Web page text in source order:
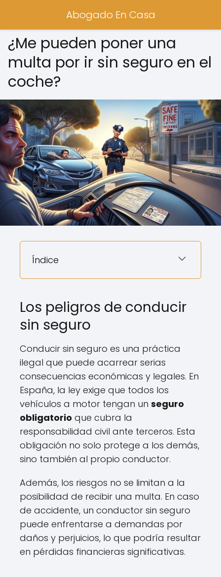
Abogado En Casa
¿Me pueden poner una
multa por ir sin seguro en el
coche?
Índice
Los peligros de conducir
sin seguro
Conducir sin seguro es una práctica
ilegal que puede acarrear serias
consecuencias económicas y legales. En
España, la ley exige que todos los
vehículos a motor tengan un seguro
obligatorio que cubra la
responsabilidad civil ante terceros. Esta
obligación no solo protege a los demás,
sino también al propio conductor.
Además, los riesgos no se limitan a la
posibilidad de recibir una multa. En caso
de accidente, un conductor sin seguro
puede enfrentarse a demandas por
daños y perjuicios, lo que podría resultar
en pérdidas financieras significativas.